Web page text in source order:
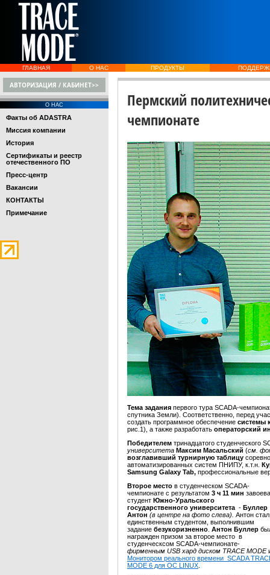
ГЛАВНАЯ О НАС ПРОДУКТЫ
АВТОРИЗАЦИЯ / КАБИНЕТ>>
О НАС
Факты об ADASTRA
Миссия компании
История
Сертификаты и реестр
отечественного ПО
Пресс-центр
Вакансии
КОНТАКТЫ
Примечание
Пермский
чемпионате
Тема задания первого тура SCADA-
спутника Земли). Соответственно, перед
создать программное обеспечение системы
рис.1), а также разработать операторский
Победителем тринадцатого студенческого
университета Максим Масальский (см.
возглавивший турнирную таблицу
автоматизированных систем ПНИПУ, к.т.н.
Samsung Galaxy Tab, профессиональные
Второе место в студенческом SCADA-
чемпионате с результатом 3 ч 11 мин
студент Южно-Уральского
государственного университета - Буллер
Антон (в центре на фото слева). Антон стал
единственным студентом, выполнившим
задание безукоризненно Антон Буллер
награжден призом за второе место в
студенческсом SCADA-чемпионате-
фирменным USB хард диском TRACE MODE
Монитором реального времени SCADA
MODE 6 для ОС LINUX